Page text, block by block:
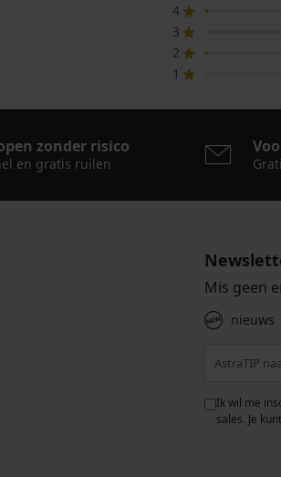
4
3
2
1
zonder risico
en gratis ruilen
Mis geen
nieuws
Ik wil me
sales. Je